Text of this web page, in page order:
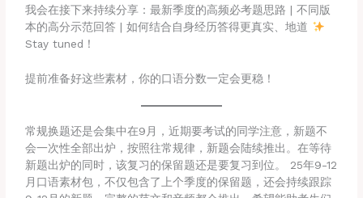
我会在接下来持续分享：最新季度的高频必考题思路 | 不同版
本的高分示范回答 | 如何结合自身经历答得更真实、地道
Stay tuned！
提前准备好这些素材，你的口语分数一定会更稳！
常规换题还是会集中在9月，近期要考试的同学注意，新题不
会一次性全部出炉，按照往常规律，新题会陆续推出。在等待
新题出炉的同时，该复习的保留题还是要复习到位。 25年9-12
月口语素材包，不仅包含了上个季度的保留题，还会持续跟踪